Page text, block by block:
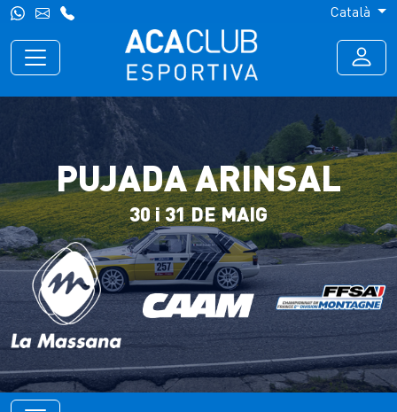
Català
PUJADA ARINSAL
30 i 31 DE MAIG